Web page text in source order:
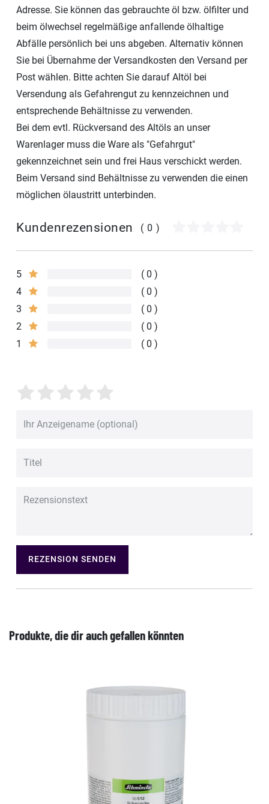
Adresse. Sie können das gebrauchte öl bzw. ölfilter und
beim ölwechsel regelmäßige anfallende ölhaltige
Abfälle persönlich bei uns abgeben. Alternativ können
Sie bei Übernahme der Versandkosten den Versand per
Post wählen. Bitte achten Sie darauf Altöl bei
Versendung als Gefahrengut zu kennzeichnen und
entsprechende Behältnisse zu verwenden.
Bei dem evtl. Rückversand des Altöls an unser
Warenlager muss die Ware als "Gefahrgut"
gekennzeichnet sein und frei Haus verschickt werden.
Beim Versand sind Behältnisse zu verwenden die einen
möglichen ölaustritt unterbinden.
Kundenrezensionen (0)
5
0
4
0
3
0
2
0
1
0
REZENSION SENDEN
Produkte, die dir auch gefallen könnten